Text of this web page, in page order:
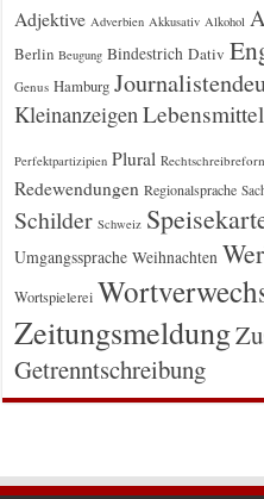
Adjektive Adverbien Akkusativ Alkohol
Berlin Beugung Bindestrich Dativ
Genus Hamburg
Kleinanzeigen Lebensmittel
Perfektpartizipien Plural
Redewendungen Regionalsprache
Schilder Schweiz
Umgangssprache Weihnachten
Wortspielerei
Zeitungsmeldung
Getrenntschreibung